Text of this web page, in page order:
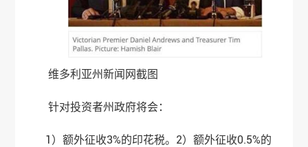
维多利亚州新闻网截图
针对投资者州政府将会：
1）额外征收3%的印花税。2）额外征收0.5%的